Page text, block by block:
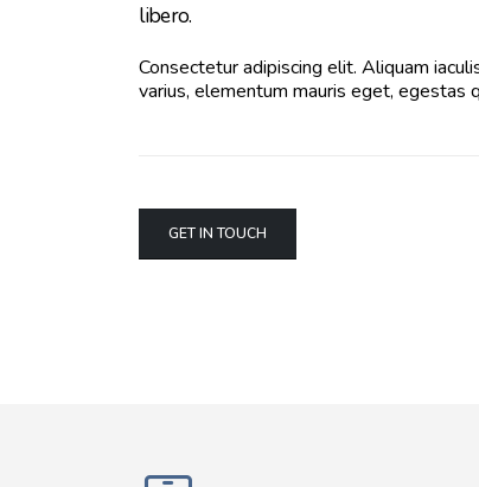
libero.
Consectetur adipiscing elit. Aliquam
varius, elementum mauris eget, egestas
GET IN TOUCH